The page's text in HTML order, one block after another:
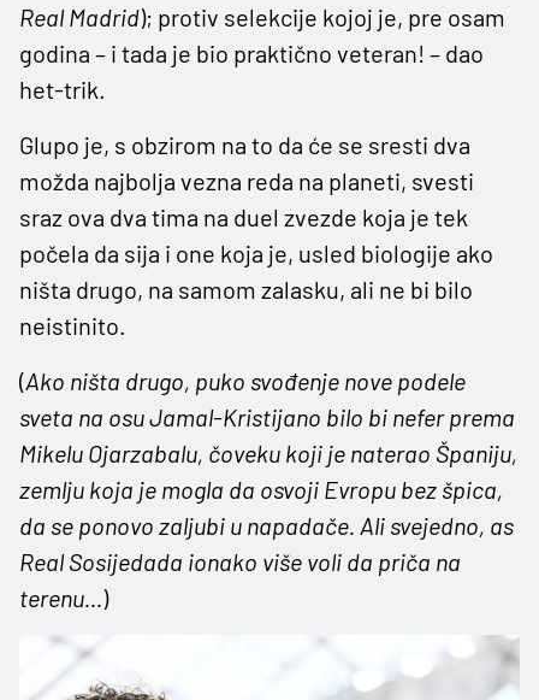
Real Madrid); protiv selekcije kojoj je, pre osam
godina – i tada je bio praktično veteran! – dao
het-trik.
Glupo je, s obzirom na to da će se sresti dva
možda najbolja vezna reda na planeti, svesti
sraz ova dva tima na duel zvezde koja je tek
počela da sija i one koja je, usled biologije ako
ništa drugo, na samom zalasku, ali ne bi bilo
neistinito.
(Ako ništa drugo, puko svođenje nove podele
sveta na osu Jamal-Kristijano bilo bi nefer prema
Mikelu Ojarzabalu, čoveku koji je naterao Španiju,
zemlju koja je mogla da osvoji Evropu bez špica,
da se ponovo zaljubi u napadače. Ali svejedno, as
Real Sosijedada ionako više voli da priča na
terenu… )